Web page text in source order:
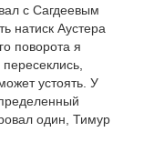
с Сагдеевым
натиск Аустера
поворота я
устоять. У
один, Тимур